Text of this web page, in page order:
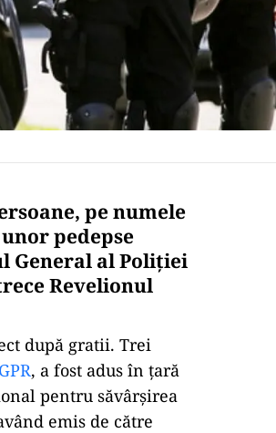
pe numele
pedepse
General al Poliției
Revelionul
după gratii. Trei
, a fost adus în ţară
pentru săvârşirea
emis de către